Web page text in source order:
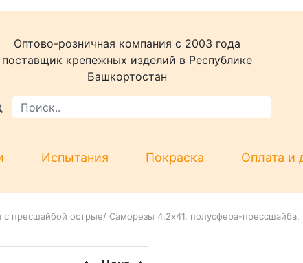
Оптово-розничная компания c 2003 года
поставщик крепежных изделий в Республике
Башкортостан
Испытания Покраска Оплата и
с пресшайбой острые/ Саморезы 4,2x41, полусфера-прессшайба,